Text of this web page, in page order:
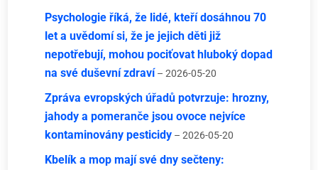
Psychologie říká, že lidé, kteří dosáhnou 70
let a uvědomí si, že je jejich děti již
nepotřebují, mohou pociťovat hluboký dopad
na své duševní zdraví – 2026-05-20
Zpráva evropských úřadů potvrzuje: hrozny,
jahody a pomeranče jsou ovoce nejvíce
kontaminovány pesticidy – 2026-05-20
Kbelík a mop mají své dny sečteny: